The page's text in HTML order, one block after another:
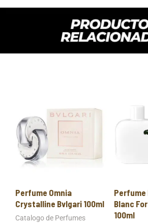
Perfume Omnia
Crystalline Bvlgari 100ml
Catalogo de Perfumes
Perfume
Blanc
100ml